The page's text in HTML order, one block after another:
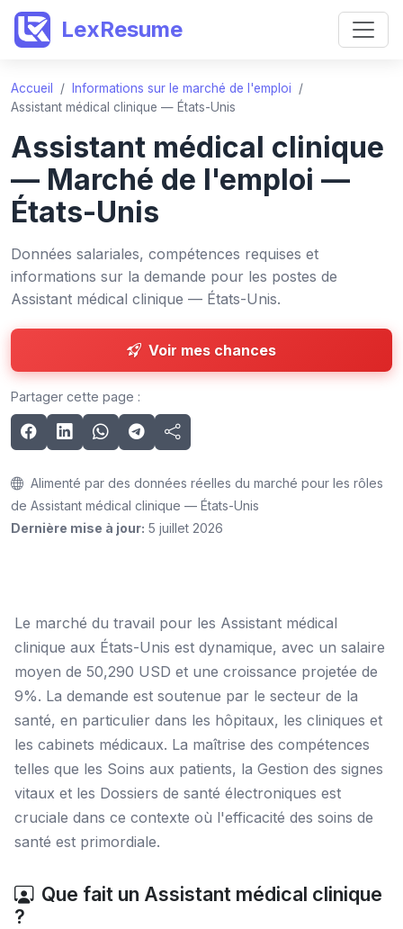
LexResume
Accueil / Informations sur le marché de l'emploi
/
Assistant médical clinique — États-Unis
Assistant médical clinique
— Marché de l'emploi —
États-Unis
Données salariales, compétences requises et
informations sur la demande pour les postes de
Assistant médical clinique — États-Unis.
Voir mes chances
Partager cette page :
Alimenté par des données réelles du marché pour les rôles
de Assistant médical clinique — États-Unis
Dernière mise à jour: 5 juillet 2026
Le marché du travail pour les Assistant médical
clinique aux États-Unis est dynamique, avec un salaire
moyen de 50,290 USD et une croissance projetée de
9%. La demande est soutenue par le secteur de la
santé, en particulier dans les hôpitaux, les cliniques et
les cabinets médicaux. La maîtrise des compétences
telles que les Soins aux patients, la Gestion des signes
vitaux et les Dossiers de santé électroniques est
cruciale dans ce contexte où l'efficacité des soins de
santé est primordiale.
Que fait un Assistant médical clinique
?